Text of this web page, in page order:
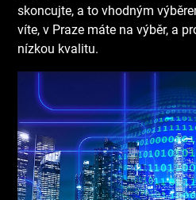
skoncujte, a to vhodným
víte, v Praze máte na výběr, a
nízkou kvalitu.